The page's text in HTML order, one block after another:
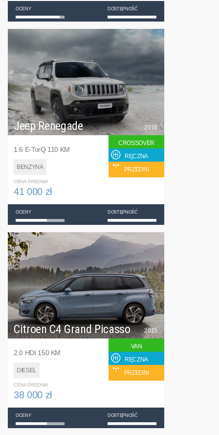
OCENY DOSTĘPNOŚĆ
Jeep Renegade
1.6 E-TorQ 110 KM
BENZYNA
2016
CROSSOVER
RĘCZNA
PRZEDNI
CENA ŚREDNIA
41 000 zł
OCENY DOSTĘPNOŚĆ
Citroen C4 Grand Picasso
2.0 HDI 150 KM
DIESEL
2015
VAN
RĘCZNA
PRZEDNI
CENA ŚREDNIA
38 000 zł
OCENY DOSTĘPNOŚĆ